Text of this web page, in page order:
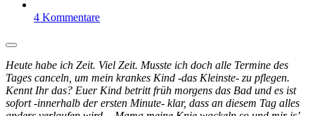
4 Kommentare
Heute habe ich Zeit. Viel Zeit. Musste ich doch alle Termine des
Tages canceln, um mein krankes Kind -das Kleinste- zu pflegen.
Kennt Ihr das? Euer Kind betritt früh morgens das Bad und es ist
sofort -innerhalb der ersten Minute- klar, dass an diesem Tag alles